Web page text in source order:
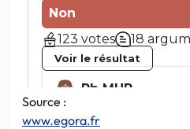
Source :
www.egora.fr